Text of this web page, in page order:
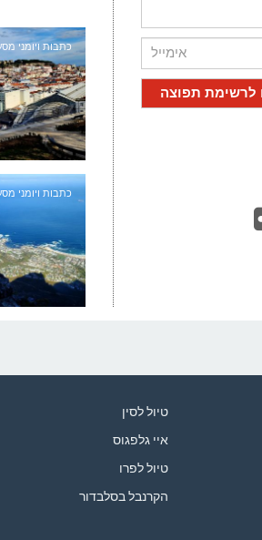
כתבות ויומני
כתבות ויומני
טיול לסין
איי גלפגוס
טיול לפרו
הקרנבל בסלבדור